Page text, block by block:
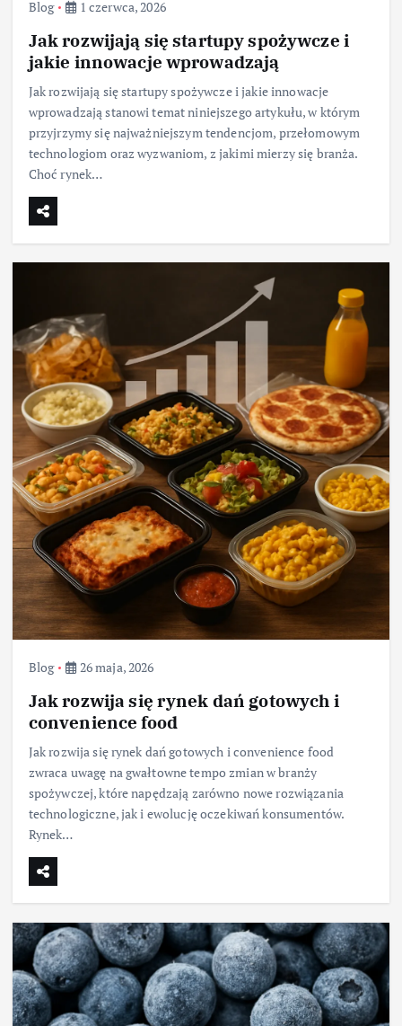
Blog 1 czerwca, 2026
Jak rozwijają się startupy spożywcze i
jakie innowacje wprowadzają
Jak rozwijają się startupy spożywcze i jakie innowacje
wprowadzają stanowi temat niniejszego artykułu, w którym
przyjrzymy się najważniejszym tendencjom, przełomowym
technologiom oraz wyzwaniom, z jakimi mierzy się branża.
Choć rynek…
Blog 26 maja, 2026
Jak rozwija się rynek dań gotowych i
convenience food
Jak rozwija się rynek dań gotowych i convenience food
zwraca uwagę na gwałtowne tempo zmian w branży
spożywczej, które napędzają zarówno nowe rozwiązania
technologiczne, jak i ewolucję oczekiwań konsumentów.
Rynek…